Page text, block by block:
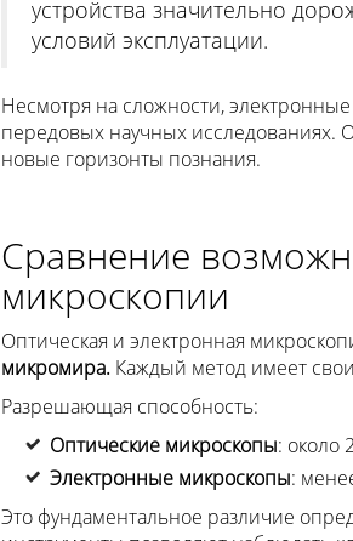
устройства значительно
условий эксплуатации.
Несмотря на сложности,
передовых научных исследованиях.
новые горизонты познания.
Сравнение
микроскопии
Оптическая и электронная
микромира.Каждый метод имеет
Разрешающая способность:
Оптические микроскопы: около
Электронные микроскопы:
Это фундаментальное различие